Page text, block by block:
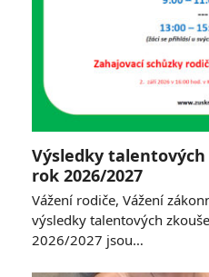
Výsledky
rok 2026/2027
Vážení rodiče, Vážení
výsledky talentových
2026/2027 jsou…